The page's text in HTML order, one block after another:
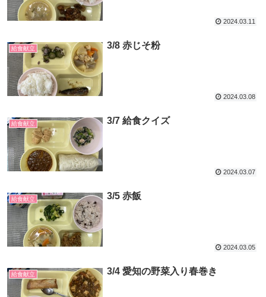
2024.03.11
給食献立 3/8 赤じそ粉
2024.03.08
給食献立 3/7 給食クイズ
2024.03.07
給食献立 3/5 赤飯
2024.03.05
給食献立 3/4 愛知の野菜入り春巻き